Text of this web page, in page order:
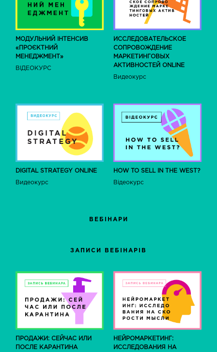
МОДУЛЬНИЙ ІНТЕНСИВ
«ПРОЄКТНИЙ
МЕНЕДЖМЕНТ»
ВІДЕОКУРС
ИССЛЕДОВАТЕЛЬСКОЕ
СОПРОВОЖДЕНИЕ
МАРКЕТИНГОВЫХ
АКТИВНОСТЕЙ ONLINE
Видеокурс
DIGITAL STRATEGY ONLINE
Видеокурс
HOW TO SELL IN THE WEST?
Відеокурс
ВЕБІНАРИ
ЗАПИСИ ВЕБІНАРІВ
ПРОДАЖИ: СЕЙЧАС ИЛИ
ПОСЛЕ КАРАНТИНА
НЕЙРОМАРКЕТИНГ:
ИССЛЕДОВАНИЯ НА